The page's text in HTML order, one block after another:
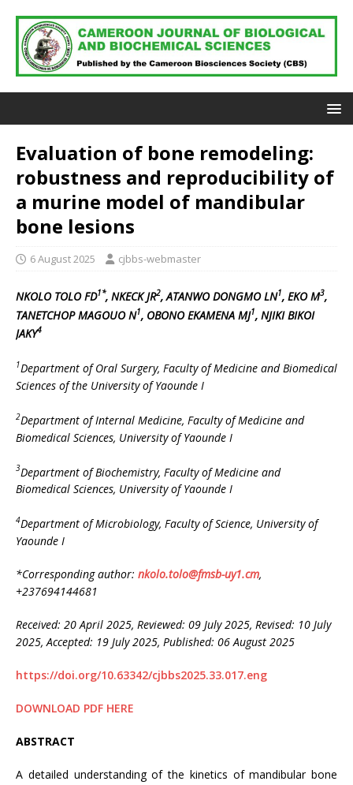
Evaluation of bone remodeling:
robustness and reproducibility of
a murine model of mandibular
bone lesions
6 August 2025 cjbbs-webmaster
NKOLO TOLO FD1*, NKECK JR2, ATANWO DONGMO LN1, EKO M3,
TANETCHOP MAGOUO N1, OBONO EKAMENA MJ1, NJIKI BIKOI
JAKY4
1Department of Oral Surgery, Faculty of Medicine and Biomedical
Sciences of the University of Yaounde I
2Department of Internal Medicine, Faculty of Medicine and
Biomedical Sciences, University of Yaounde I
3Department of Biochemistry, Faculty of Medicine and
Biomedical Sciences, University of Yaounde I
4Department of Microbiology, Faculty of Science, University of
Yaounde I
*Corresponding author: nkolo.tolo@fmsb-uy1.cm,
+237694144681
Received: 20 April 2025, Reviewed: 09 July 2025, Revised: 10 July
2025, Accepted: 19 July 2025, Published: 06 August 2025
https://doi.org/10.63342/cjbbs2025.33.017.eng
DOWNLOAD PDF HERE
ABSTRACT
A detailed understanding of the kinetics of mandibular bone